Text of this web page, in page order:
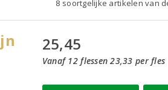
8 soortgelijke artikelen van
25,45
Vanaf 12 flessen 23,33 per fles